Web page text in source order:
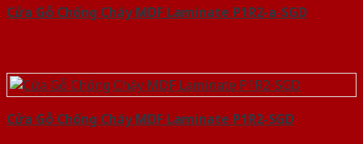
Cửa Gỗ Chống Cháy MDF Laminate P1R2-a-SGD
Cửa Gỗ Chống Cháy MDF Laminate P1R2-SGD